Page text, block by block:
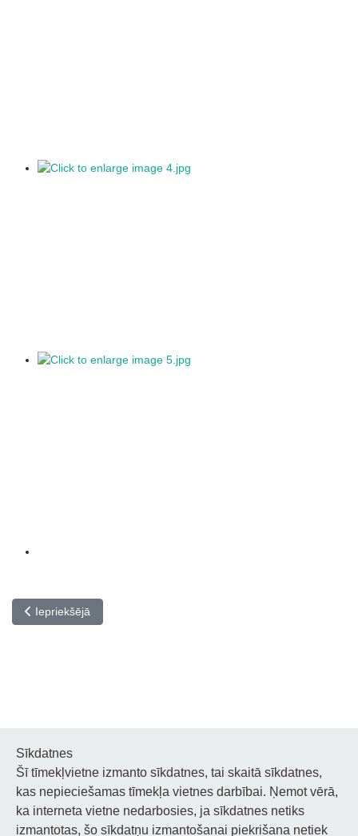
Iepriekšējais raksts: Skolas pārstāvji tiekas ar Eiropas mūzikas
Iepriekšējā
Noderīgi
Privātuma politika
Sīkdatnes
Šī tīmekļvietne izmanto sīkdatnes, tai skaitā sīkdatnes,
kas nepieciešamas tīmekļa vietnes darbībai. Ņemot vērā,
ka interneta vietne nedarbosies, ja sīkdatnes netiks
izmantotas, šo sīkdatņu izmantošanai piekrišana netiek